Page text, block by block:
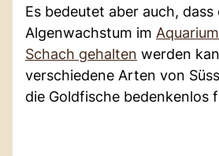
Es bedeutet aber auch, dass
Algenwachstum im
Schach gehalten werden
verschiedene Arten von
die Goldfische bedenkenlos